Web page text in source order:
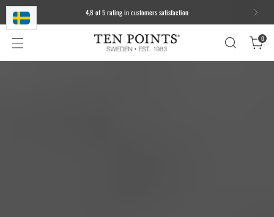
4,8 of 5 rating in customers satisfaction
0